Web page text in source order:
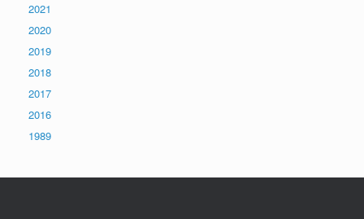
2021
2020
2019
2018
2017
2016
1989